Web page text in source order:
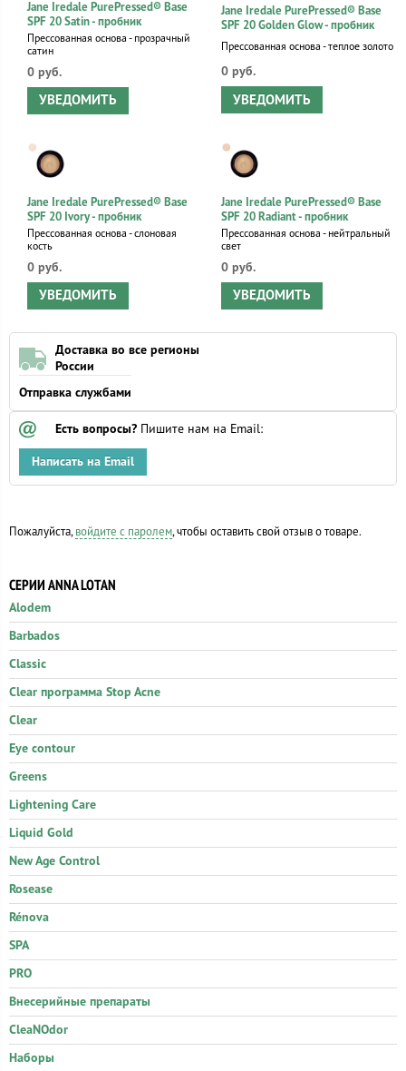
Jane Iredale PurePressed® Base
SPF 20 Satin - пробник
Прессованная основа - прозрачный
сатин
0 руб.
УВЕДОМИТЬ
Jane Iredale PurePressed® Base
SPF 20 Golden Glow - пробник
Прессованная основа - теплое золото
0 руб.
УВЕДОМИТЬ
Jane Iredale PurePressed® Base
SPF 20 Ivory - пробник
Прессованная основа - слоновая
кость
0 руб.
УВЕДОМИТЬ
Jane Iredale PurePressed® Base
SPF 20 Radiant - пробник
Прессованная основа - нейтральный
свет
0 руб.
УВЕДОМИТЬ
Доставка во все регионы
России
Отправка службами
Есть вопросы? Пишите нам на Email:
Написать на Email
Пожалуйста, войдите с паролем, чтобы оставить свой отзыв о товаре.
СЕРИИ ANNA LOTAN
Alodem
Barbados
Classic
Clear программа Stop Acne
Clear
Eye contour
Greens
Lightening Care
Liquid Gold
New Age Control
Rosease
Rénova
SPA
PRO
Внесерийные препараты
CleaNOdor
Наборы